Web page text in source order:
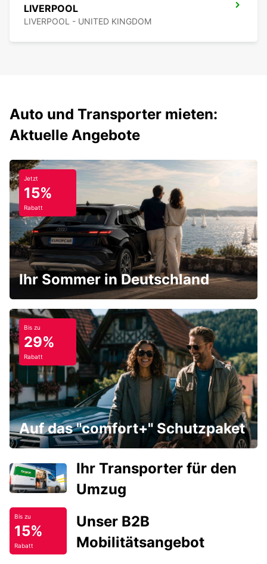
LIVERPOOL
LIVERPOOL - UNITED KINGDOM
Auto und Transporter mieten:
Aktuelle Angebote
Jetzt
15%
Rabatt
Ihr Sommer in Deutschland
Bis zu
29%
Rabatt
Auf das "comfort+" Schutzpaket
Ihr Transporter für den
Umzug
Bis zu
15%
Rabatt
Unser B2B
Mobilitätsangebot